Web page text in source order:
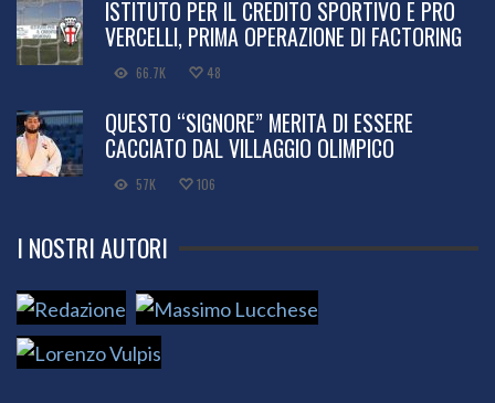
ISTITUTO PER IL CREDITO SPORTIVO E PRO
VERCELLI, PRIMA OPERAZIONE DI FACTORING
66.7K 48
QUESTO “SIGNORE” MERITA DI ESSERE
CACCIATO DAL VILLAGGIO OLIMPICO
57K 106
I NOSTRI AUTORI